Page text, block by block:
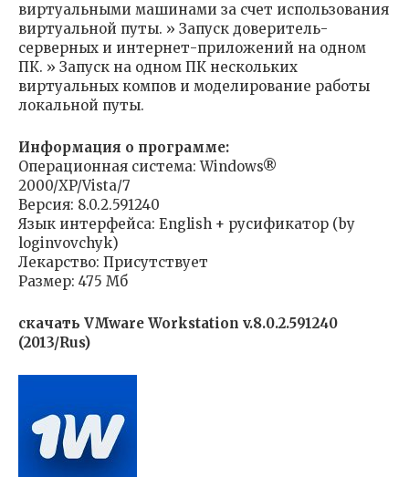
виртуальными машинами за счет использования
виртуальной путы. » Запуск доверитель-
серверных и интернет-приложений на одном
ПК. » Запуск на одном ПК нескольких
виртуальных компов и моделирование работы
локальной путы.
Информация о программе:
Операционная система: Windows®
2000/XP/Vista/7
Версия: 8.0.2.591240
Язык интерфейса: English + русификатор (by
loginvovchyk)
Лекарство: Присутствует
Размер: 475 Мб
скачать VMware Workstation v.8.0.2.591240
(2013/Rus)